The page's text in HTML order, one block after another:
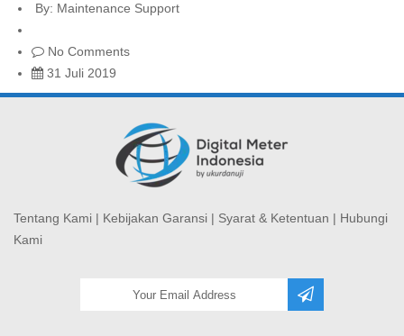
By: Maintenance Support
No Comments
31 Juli 2019
Tentang Kami | Kebijakan Garansi | Syarat & Ketentuan | Hubungi
Kami